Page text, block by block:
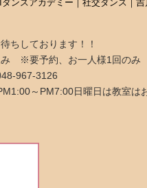
スアカデミー｜社交ダンス｜吉
ちしております！！
※要予約、お一人様1回のみ
967-3126
～PM7:00日曜日は教室は